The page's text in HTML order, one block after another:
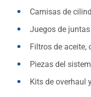
Camisas de
Juegos de
Filtros de aceite,
Piezas del
Kits de overhaul